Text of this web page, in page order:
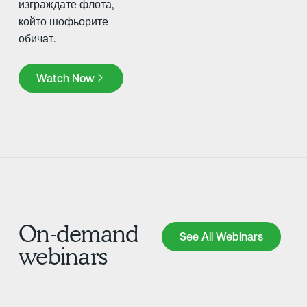
изграждате флота,
който шофьорите
обичат.
Watch Now
Watch Now
On-demand
webinars
See All Webinars
See All Webinars